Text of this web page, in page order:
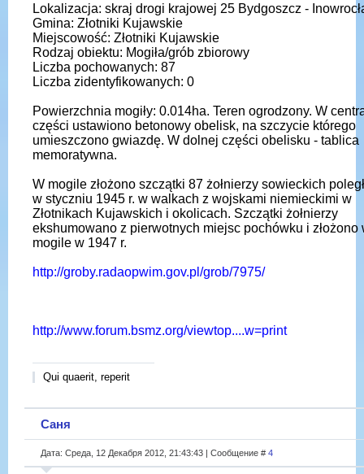
Lokalizacja: skraj drogi krajowej 25 Bydgoszcz -
Gmina: Złotniki Kujawskie
Miejscowość: Złotniki Kujawskie
Rodzaj obiektu: Mogiła/grób zbiorowy
Liczba pochowanych: 87
Liczba zidentyfikowanych: 0
Powierzchnia mogiły: 0.014ha. Teren ogrodzony. W
części ustawiono betonowy obelisk, na szczycie którego
umieszczono gwiazdę. W dolnej części obelisku - tablica
memoratywna.
W mogile złożono szczątki 87 żołnierzy sowieckich
w styczniu 1945 r. w walkach z wojskami niemieckimi w
Złotnikach Kujawskich i okolicach. Szczątki żołnierzy
ekshumowano z pierwotnych miejsc pochówku i złożono
mogile w 1947 r.
http://groby.radaopwim.gov.pl/grob/7975/
http://www.forum.bsmz.org/viewtop....w=print
Qui quaerit, reperit
Саня
Дата: Среда, 12 Декабря 2012, 21:43:43 | Сообщение # 4